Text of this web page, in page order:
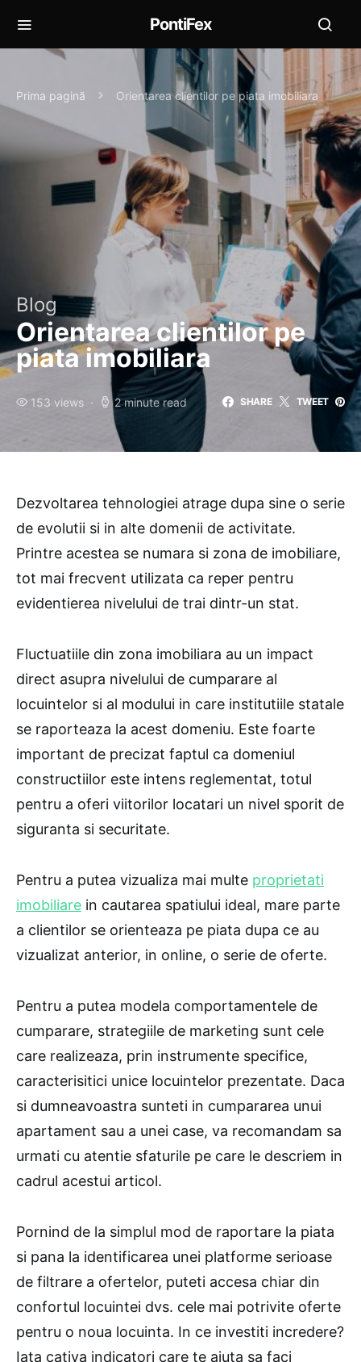
PontiFex
Prima pagină Orientarea clientilor pe piata imobiliara
Blog
Orientarea clientilor pe
piata imobiliara
153 views 2 minute read SHARE TWEET
Dezvoltarea tehnologiei atrage dupa sine o serie
de evolutii si in alte domenii de activitate.
Printre acestea se numara si zona de imobiliare,
tot mai frecvent utilizata ca reper pentru
evidentierea nivelului de trai dintr-un stat.
Fluctuatiile din zona imobiliara au un impact
direct asupra nivelului de cumparare al
locuintelor si al modului in care institutiile statale
se raporteaza la acest domeniu. Este foarte
important de precizat faptul ca domeniul
constructiilor este intens reglementat, totul
pentru a oferi viitorilor locatari un nivel sporit de
siguranta si securitate.
Pentru a putea vizualiza mai multe proprietati
imobiliare in cautarea spatiului ideal, mare parte
a clientilor se orienteaza pe piata dupa ce au
vizualizat anterior, in online, o serie de oferte.
Pentru a putea modela comportamentele de
cumparare, strategiile de marketing sunt cele
care realizeaza, prin instrumente specifice,
caracterisitici unice locuintelor prezentate. Daca
si dumneavoastra sunteti in cumpararea unui
apartament sau a unei case, va recomandam sa
urmati cu atentie sfaturile pe care le descriem in
cadrul acestui articol.
Pornind de la simplul mod de raportare la piata
si pana la identificarea unei platforme serioase
de filtrare a ofertelor, puteti accesa chiar din
confortul locuintei dvs. cele mai potrivite oferte
pentru o noua locuinta. In ce investiti incredere?
Iata cativa indicatori care te ajuta sa faci